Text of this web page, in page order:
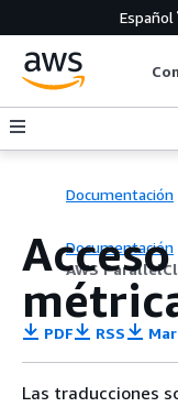
Español
Documentación
Documentación
AWS
PDF RSS
Las traducciones